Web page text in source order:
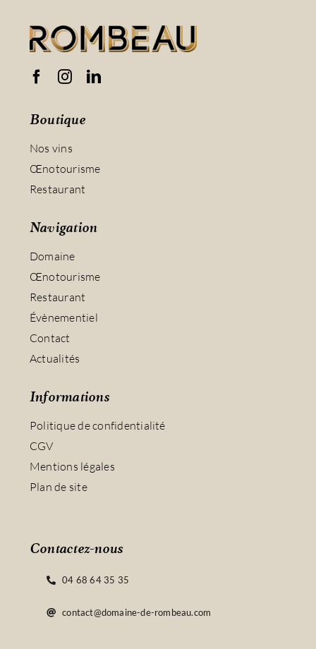
Boutique
Nos vins
Œnotourisme
Restaurant
Navigation
Domaine
Œnotourisme
Restaurant
Évènementiel
Contact
Actualités
Informations
Politique de confidentialité
CGV
Mentions légales
Plan de site
Contactez-nous
04 68 64 35 35
contact@domaine-de-rombeau.com